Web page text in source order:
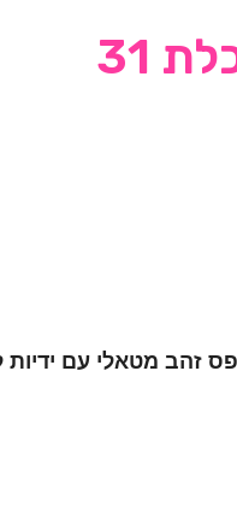
חום/זהב/תכלת 31